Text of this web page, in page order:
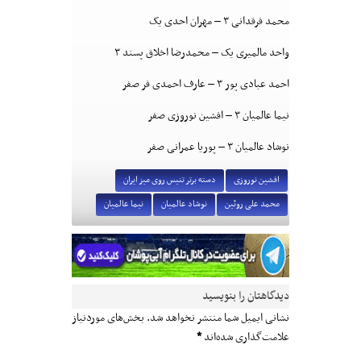
محمد فرقدانی ۳ – مهران احدی یک
واحد مالمیری یک – محمدرضا اخلاق پسند ۳
احمد عبادی پور ۳ – عارف احمدی فر صفر
نیما عالمیان ۳ – افشین نوروزی صفر
نوشاد عالمیان ۳ – پوریا عمرانی صفر
افشین نوروزی
دسته برتر تنیس روی میز ایران
محمد علی روئین
نوشاد عالمیان نیما عالمیان
دیدگاهتان را بنویسید
نشانی ایمیل شما منتشر نخواهد شد. بخش‌های موردنیاز
علامت‌گذاری شده‌اند*